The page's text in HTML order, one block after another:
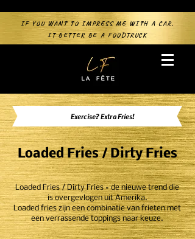
IF YOU WANT TO IMPRESS ME WITH A CAR,
IT BETTER BE A FOODTRUCK
Exercise? Extra Fries!
Loaded Fries / Dirty Fries
Loaded Fries / Dirty Fries = de nieuwe trend die
is overgevlogen uit Amerika.
Loaded fries zijn een combinatie van frieten met
een verrassende toppings naar keuze.